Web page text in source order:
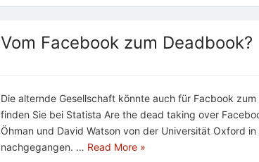
Vom Facebook zum Deadbook?
Die alternde Gesellschaft könnte auch für Facbook
finden Sie bei Statista Are the dead taking over
Öhman und David Watson von der Universität Oxford
nachgegangen. … Read More »